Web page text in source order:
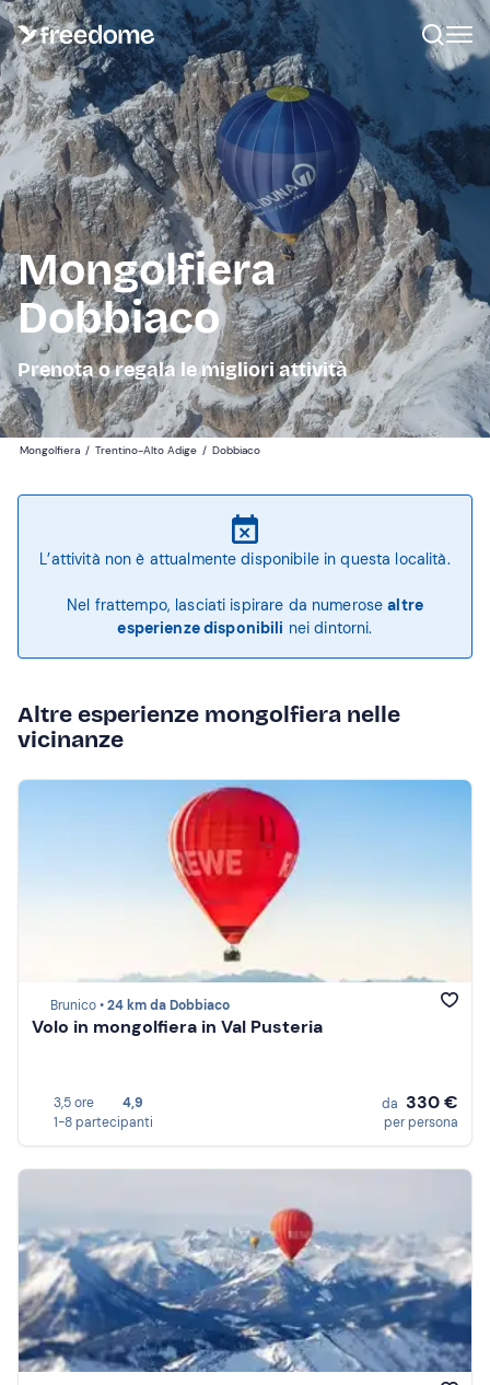
Mongolfiera
Dobbiaco
Prenota o regala le migliori attività
Mongolfiera / Trentino-Alto Adige / Dobbiaco
L’attività non è attualmente disponibile in questa località.
Nel frattempo, lasciati ispirare da numerosealtre
esperienze disponibili nei dintorni.
Altre esperienze mongolfiera nelle
vicinanze
Brunico •24 km da Dobbiaco
Volo in mongolfiera in Val Pusteria
3,5 ore
4,9
1-8 partecipanti
da 330 €
per persona